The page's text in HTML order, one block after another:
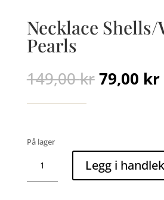
Necklace Shells/
Pearls
149,00kr
pris
79,00 kr
På lager
Shells/Wooden
Pearls
Legg i